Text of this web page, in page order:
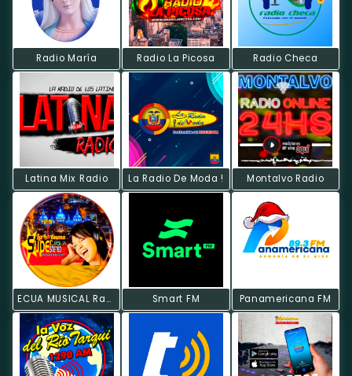
Radio María Radio La Picosa Radio Checa
Latina Mix Radio La Radio De Moda ! Montalvo Radio
ECUA MUSICAL Radio Smart FM Panamericana FM